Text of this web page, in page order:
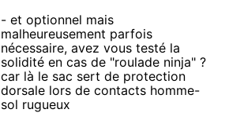
- et optionnel mais
malheureusement parfois
nécessaire, avez vous testé la
solidité en cas de "roulade ninja" ?
car là le sac sert de protection
dorsale lors de contacts homme-
sol rugueux